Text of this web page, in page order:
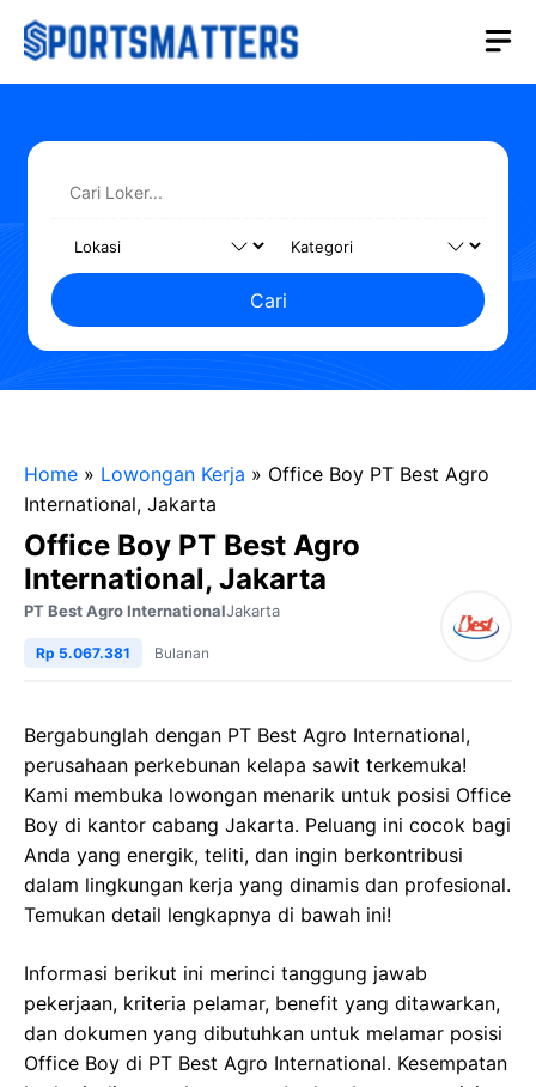
Langsung
Cari
Home » Lowongan Kerja » Office Boy PT Best Agro
International, Jakarta
Office Boy PT Best Agro
International, Jakarta
PT Best Agro InternationalJakarta
Rp 5.067.381 Bulanan
Bergabunglah dengan PT Best Agro International,
perusahaan perkebunan kelapa sawit terkemuka!
Kami membuka lowongan menarik untuk posisi Office
Boy di kantor cabang Jakarta. Peluang ini cocok bagi
Anda yang energik, teliti, dan ingin berkontribusi
dalam lingkungan kerja yang dinamis dan profesional.
Temukan detail lengkapnya di bawah ini!
Informasi berikut ini merinci tanggung jawab
pekerjaan, kriteria pelamar, benefit yang ditawarkan,
dan dokumen yang dibutuhkan untuk melamar posisi
Office Boy di PT Best Agro International. Kesempatan